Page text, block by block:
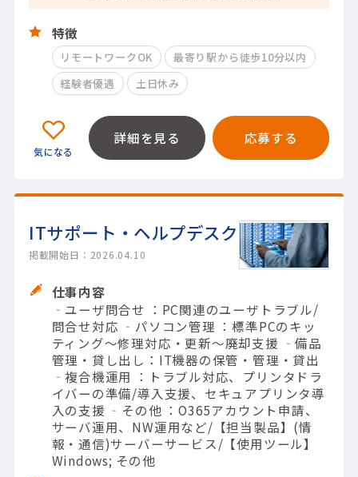
特徴
リモートワークOK
最寄り駅から徒歩10分以内
経験者優遇
土日休み
詳細を見る 応募する
ITサポート・ヘルプデスク
掲載開始日：2026.04.10
仕事内容
‐ユーザ問合せ ：PC関連のユーザトラブル/
問合せ対応 ‐パソコン管理 ：標準PCのキッ
ティング～修理対応・更新～廃却支援 ‐備品
管理・貸し出し：IT機器の保管・管理・貸出
‐複合機運用 ：トラブル対応、プリンタドラ
イバーの準備/導入支援、セキュアプリンタ導
入の支援 ‐その他 ：O365アカウント申請、
サーバ運用、NW運用など/【担当製品】(情
報・通信)サーバーサービス/【使用ツール】
Windows; その他